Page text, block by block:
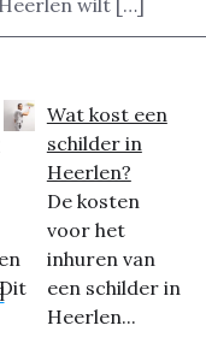
Wat kost een
schilder in
Heerlen?
De kosten
voor het
inhuren van
een schilder in
Heerlen...